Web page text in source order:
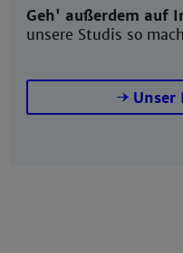
Geh' außerdem auf
unsere
Unser